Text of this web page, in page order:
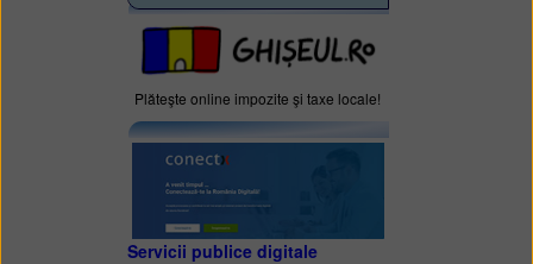
Plăteşte online impozite şi taxe locale!
Servicii publice digitale